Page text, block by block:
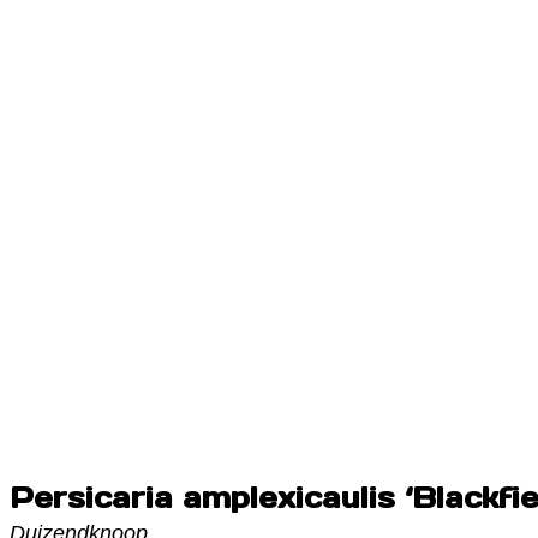
Persicaria amplexicaulis
Duizendknoop